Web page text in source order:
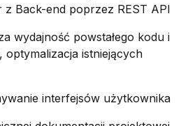
Back-end poprzez REST API
wydajność powstałego kodu i
istniejących
interfejsów użytkownika